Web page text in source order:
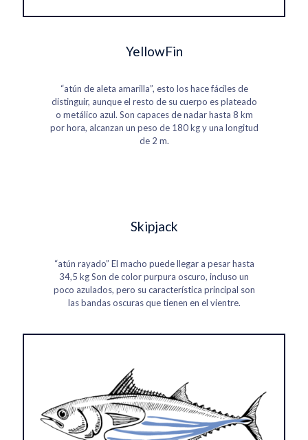
YellowFin
“atún de aleta amarilla”, esto los hace fáciles de
distinguir, aunque el resto de su cuerpo es plateado
o metálico azul. Son capaces de nadar hasta 8 km
por hora, alcanzan un peso de 180 kg y una longitud
de 2 m.
Skipjack
“atún rayado” El macho puede llegar a pesar hasta
34,5 kg Son de color purpura oscuro, incluso un
poco azulados, pero su característica principal son
las bandas oscuras que tienen en el vientre.